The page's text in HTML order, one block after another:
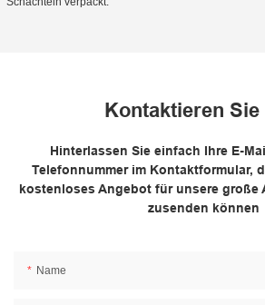
Kontaktieren Sie
Hinterlassen Sie einfach Ihre E-
Telefonnummer im Kontaktformular,
kostenloses Angebot für unsere große
zusenden können
Name